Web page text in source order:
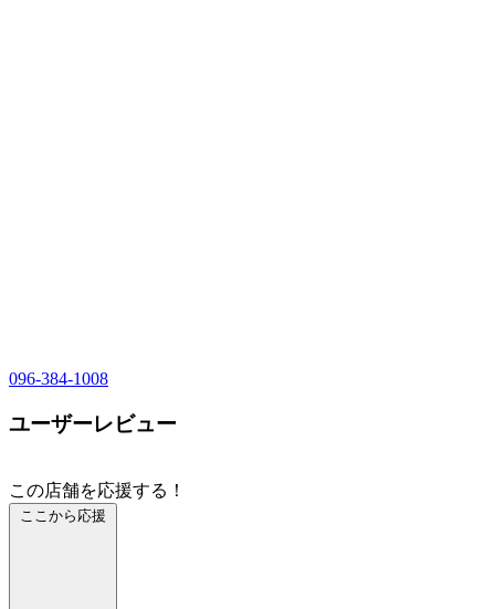
096-384-1008
ユーザーレビュー
この店舗を応援する！
ここから応援